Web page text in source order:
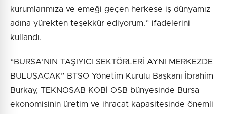
kurumlarımıza ve emeği geçen herkese iş dünyamız
adına yürekten teşekkür ediyorum.” ifadelerini
kullandı.
“BURSA’NIN TAŞIYICI SEKTÖRLERİ AYNI MERKEZDE
BULUŞACAK” BTSO Yönetim Kurulu Başkanı İbrahim
Burkay, TEKNOSAB KOBİ OSB bünyesinde Bursa
ekonomisinin üretim ve ihracat kapasitesinde önemli